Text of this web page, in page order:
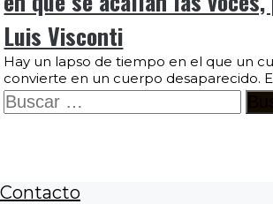
Luis Visconti
Hay un lapso de tiempo en el que un
convierte en un cuerpo desaparecido.
Buscar:
Contacto